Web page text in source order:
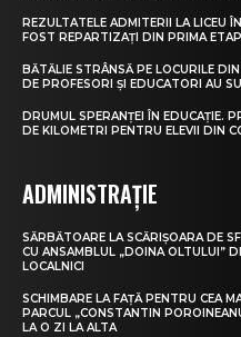
REZULTATELE ADMITERII LA LICEU
FOST REPARTIZAȚI DIN PRIMA
BĂTĂLIE STRÂNSĂ PE LOCURILE
DE PROFESORI ȘI EDUCATORI AU
DRUMUL SPERANȚEI ÎN EDUCAȚIE.
DE KILOMETRI PENTRU ELEVII DIN
ADMINISTRAȚIE
SĂRBĂTOARE LA SCĂRIȘOARA DE
CU ANSAMBLUL „DOINA OLTULUI”
LOCALNICI
SCHIMBARE LA FAȚĂ PENTRU CEA
PARCUL „CONSTANTIN
LA O ZI LA ALTA